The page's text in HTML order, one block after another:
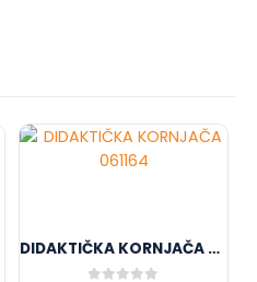
DIDAKTIČKA KORNJAČA 061164